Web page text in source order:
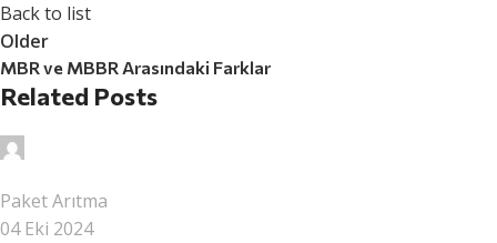
Back to list
Older
MBR ve MBBR Arasındaki Farklar
Related Posts
Paket Arıtma
04 Eki 2024